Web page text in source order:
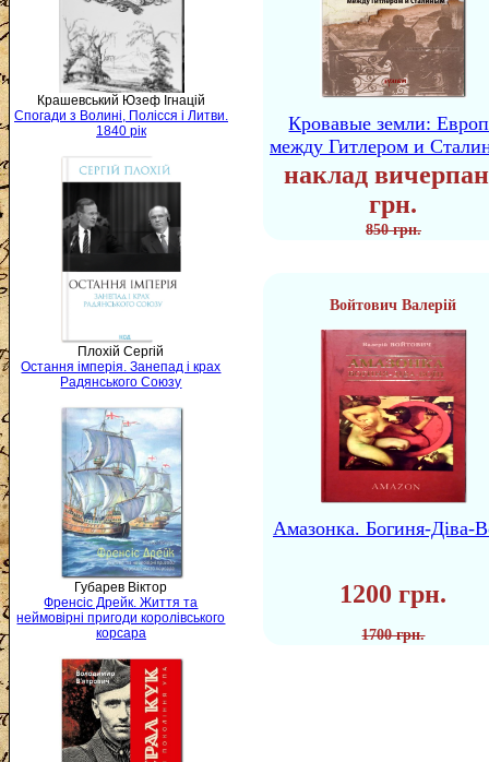
Крашевський Юзеф Ігнацій
Спогади з Волині, Полісся і Литви.
1840 рік
Плохій Сергій
Остання імперія. Занепад і крах
Радянського Союзу
Губарев Віктор
Френсіс Дрейк. Життя та
неймовірні пригоди королівського
корсара
Кровавые земли:
между Гитлером и
наклад
грн.
850 грн.
Войтович Валерій
Амазонка. Богиня-Діва-
1200 грн.
1700 грн.